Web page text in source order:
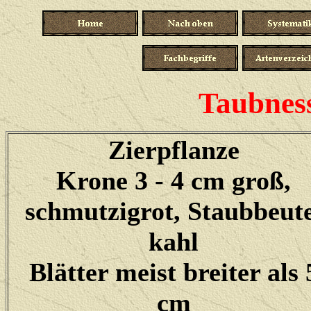
Zierpflanze
Krone 3 - 4 cm groß,
schmutzigrot,
kahl
Blätter meist breiter als
cm